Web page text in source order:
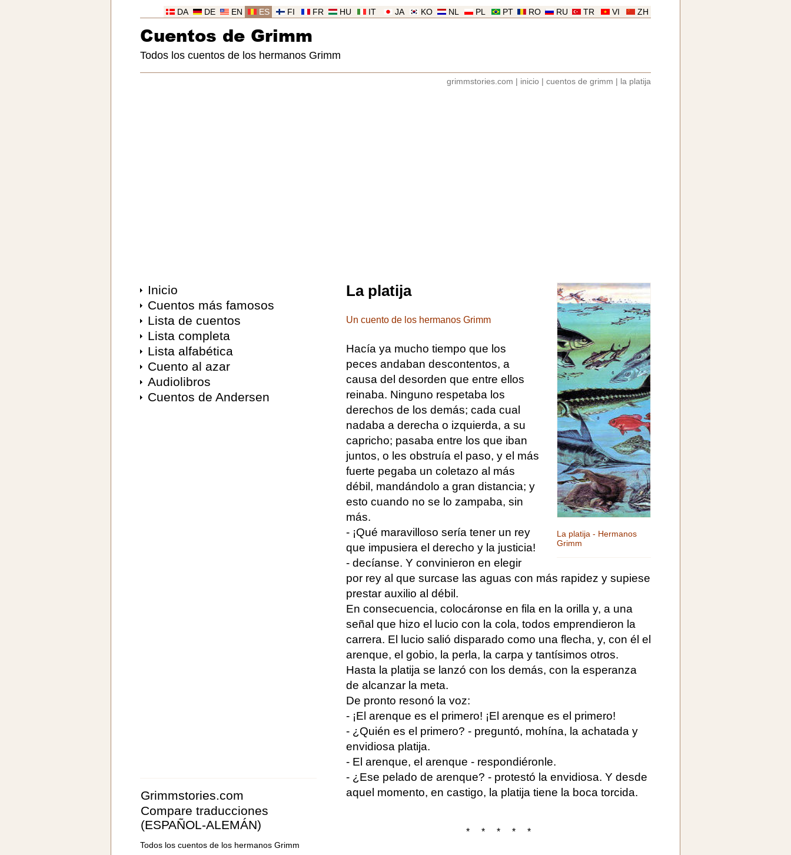
ZH
VI
TR
RU
RO
PT
PL
NL
KO
JA
IT
HU
FR
FI
ES
EN
DE
DA
Cuentos de Grimm
Todos los cuentos de los hermanos Grimm
grimmstories.com inicio cuentos de grimm la platija
Inicio
Cuentos más famosos
Lista de cuentos
Lista completa
Lista alfabética
Cuento al azar
Audiolibros
Cuentos de Andersen
Grimmstories.com
Compare traducciones
(ESPAÑOL-ALEMÁN)
Todos los cuentos de los hermanos Grimm
La platija - Hermanos
Grimm
La platija
Un cuento de los hermanos Grimm
Hacía ya mucho tiempo que los
peces andaban descontentos, a
causa del desorden que entre ellos
reinaba. Ninguno respetaba los
derechos de los demás; cada cual
nadaba a derecha o izquierda, a su
capricho; pasaba entre los que iban
juntos, o les obstruía el paso, y el más
fuerte pegaba un coletazo al más
débil, mandándolo a gran distancia; y
esto cuando no se lo zampaba, sin
más.
- ¡Qué maravilloso sería tener un rey
que impusiera el derecho y la justicia!
- decíanse. Y convinieron en elegir
por rey al que surcase las aguas con más rapidez y supiese
prestar auxilio al débil.
En consecuencia, colocáronse en fila en la orilla y, a una
señal que hizo el lucio con la cola, todos emprendieron la
carrera. El lucio salió disparado como una flecha, y, con él el
arenque, el gobio, la perla, la carpa y tantísimos otros.
Hasta la platija se lanzó con los demás, con la esperanza
de alcanzar la meta.
De pronto resonó la voz:
- ¡El arenque es el primero! ¡El arenque es el primero!
- ¿Quién es el primero? - preguntó, mohína, la achatada y
envidiosa platija.
- El arenque, el arenque - respondiéronle.
- ¿Ese pelado de arenque? - protestó la envidiosa. Y desde
aquel momento, en castigo, la platija tiene la boca torcida.
* * * * *